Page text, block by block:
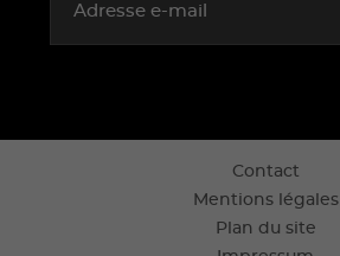
Adresse e-mail
Contact
Mentions légales
Plan du site